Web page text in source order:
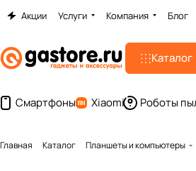
Акции Услуги Компания Блог
Каталог
Смартфоны Xiaomi Роботы
Главная Каталог Планшеты и компьютеры